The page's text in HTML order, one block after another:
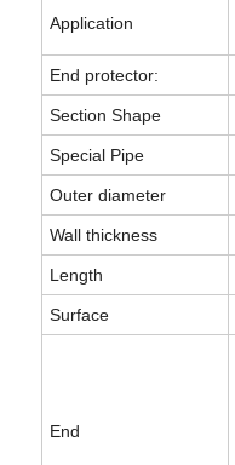
Application
End protector:
Section Shape
Special Pipe
Outer diameter
Wall thickness
Length
Surface
End